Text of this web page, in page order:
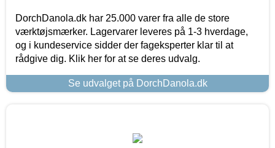
DorchDanola.dk har 25.000 varer fra alle de store
værktøjsmærker. Lagervarer leveres på 1-3 hverdage,
og i kundeservice sidder der fageksperter klar til at
rådgive dig. Klik her for at se deres udvalg.
Se udvalget på DorchDanola.dk